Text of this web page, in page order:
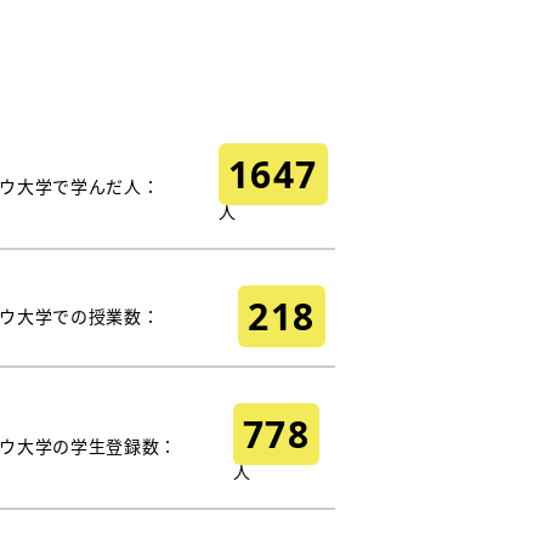
大学で学んだ人： 1647
人
大学での授業数： 218
大学の学生登録数： 778
人